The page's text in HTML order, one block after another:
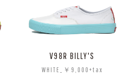
V98R BILLY'S
WHITE_￥9,000+tax